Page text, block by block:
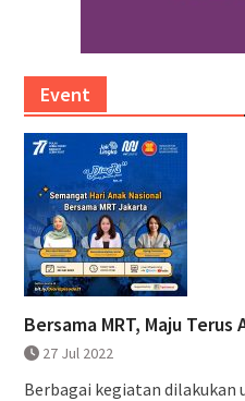
Event
Bersama MRT, Maju
27 Jul 2022
Berbagai kegiatan